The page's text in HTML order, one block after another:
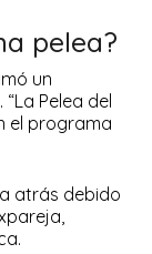
pelea?
un
Pelea del
el programa
atrás debido